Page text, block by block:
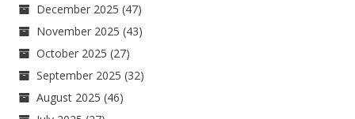
December 2025 (47)
November 2025 (43)
October 2025 (27)
September 2025 (32)
August 2025 (46)